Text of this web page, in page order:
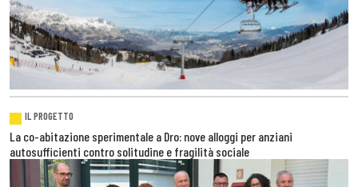
IL PROGETTO
La co-abitazione sperimentale a Dro: nove alloggi per anziani
autosufficienti contro solitudine e fragilità sociale